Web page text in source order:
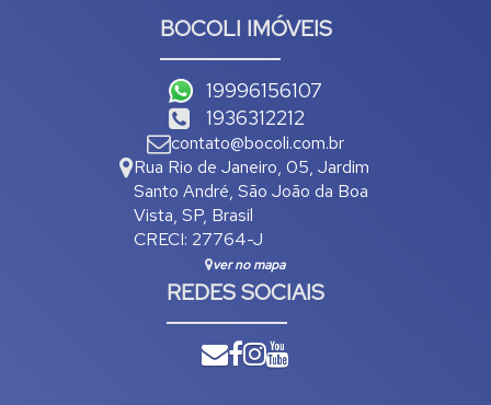
BOCOLI IMÓVEIS
19996156107
1936312212
contato@bocoli.com.br
Rua Rio de Janeiro, 05, Jardim
Santo André, São João da Boa
Vista, SP, Brasil
CRECI: 27764-J
ver no mapa
REDES SOCIAIS